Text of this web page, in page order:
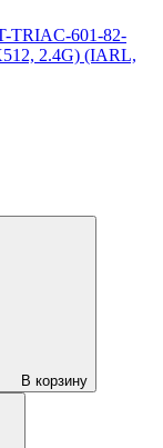
TRIAC-601-82-
2.4G) (IARL,
В корзину